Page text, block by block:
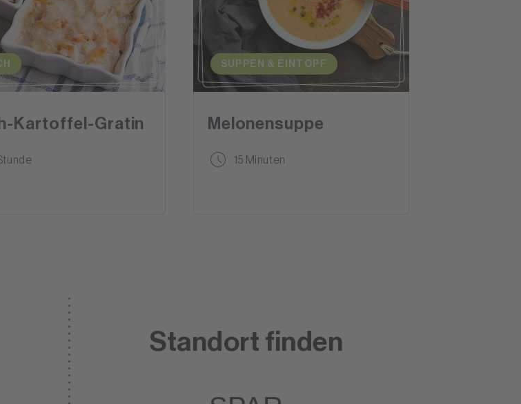
Kartoffel-Gratin
SUPPEN & EINTOPF
Melonensuppe
15 Minuten
Standort finden